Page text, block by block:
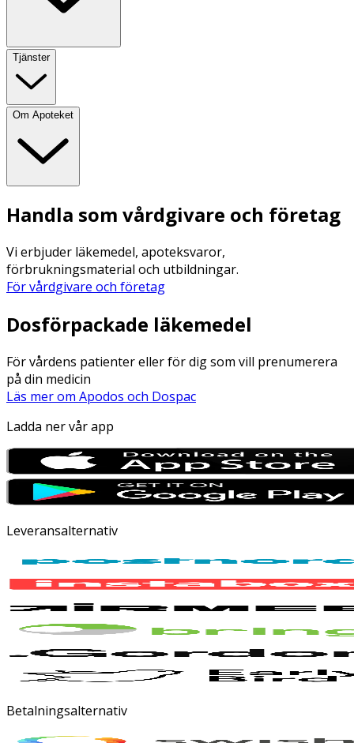
Tjänster
Om Apoteket
Handla som vårdgivare och företag
Vi erbjuder läkemedel, apoteksvaror,
förbrukningsmaterial och utbildningar.
För vårdgivare och företag
Dosförpackade läkemedel
För vårdens patienter eller för dig som vill prenumerera
på din medicin
Läs mer om Apodos och Dospac
Ladda ner vår app
Leveransalternativ
Betalningsalternativ